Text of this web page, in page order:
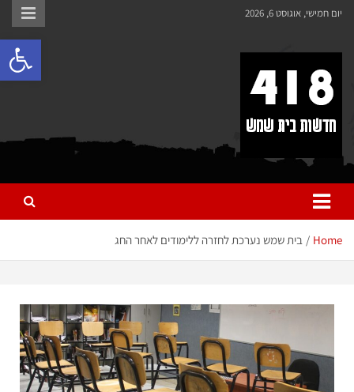
לתוכן
יום חמישי, אוגוסט 6, 2026
418 – חדשות בית שמש
כל מה שחדש ומעניין בבית שמש בכלל והחרדית בפרט
Home בית שמש נערכת לחזרה ללימודים לאחר החג